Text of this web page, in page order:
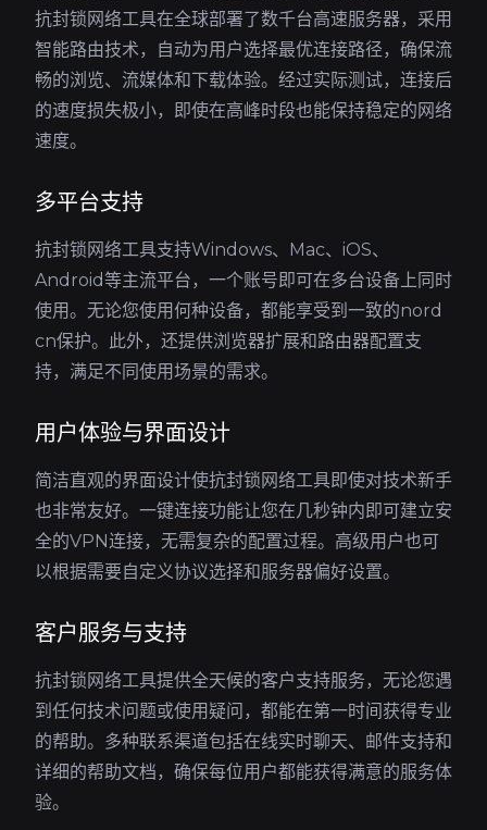
抗封锁网络工具在全球部署了数千台高速服务器，采用
智能路由技术，自动为用户选择最优连接路径，确保流
畅的浏览、流媒体和下载体验。经过实际测试，连接后
的速度损失极小，即使在高峰时段也能保持稳定的网络
速度。
多平台支持
抗封锁网络工具支持Windows、Mac、iOS、
Android等主流平台，一个账号即可在多台设备上同时
使用。无论您使用何种设备，都能享受到一致的nord
cn保护。此外，还提供浏览器扩展和路由器配置支
持，满足不同使用场景的需求。
用户体验与界面设计
简洁直观的界面设计使抗封锁网络工具即使对技术新手
也非常友好。一键连接功能让您在几秒钟内即可建立安
全的VPN连接，无需复杂的配置过程。高级用户也可
以根据需要自定义协议选择和服务器偏好设置。
客户服务与支持
抗封锁网络工具提供全天候的客户支持服务，无论您遇
到任何技术问题或使用疑问，都能在第一时间获得专业
的帮助。多种联系渠道包括在线实时聊天、邮件支持和
详细的帮助文档，确保每位用户都能获得满意的服务体
验。